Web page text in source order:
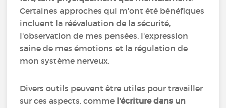
Certaines approches qui m'ont été bénéfiques
incluent la réévaluation de la sécurité,
l'observation de mes pensées, l'expression
saine de mes émotions et la régulation de
mon système nerveux.
Divers outils peuvent être utiles pour travailler
sur ces aspects, comme l'écriture dans un